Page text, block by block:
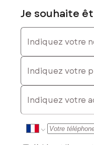
Je souhaite
Indiquez votre nom
Indiquez votre
E-mail